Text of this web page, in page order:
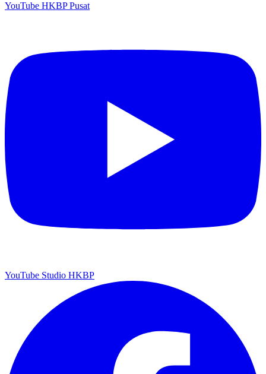
YouTube HKBP Pusat
YouTube Studio HKBP